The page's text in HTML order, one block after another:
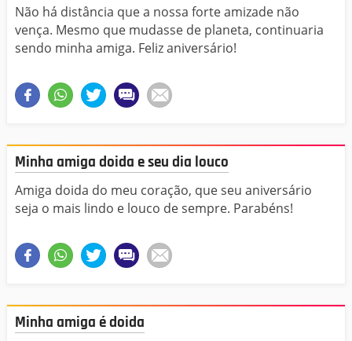
Não há distância que a nossa forte amizade não
vença. Mesmo que mudasse de planeta, continuaria
sendo minha amiga. Feliz aniversário!
Minha amiga doida e seu dia louco
Amiga doida do meu coração, que seu aniversário
seja o mais lindo e louco de sempre. Parabéns!
Minha amiga é doida